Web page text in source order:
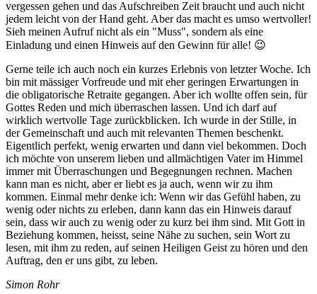
vergessen gehen und das Aufschreiben Zeit braucht und auch nicht
jedem leicht von der Hand geht. Aber das macht es umso wertvoller!
Sieh meinen Aufruf nicht als ein "Muss", sondern als eine
Einladung und einen Hinweis auf den Gewinn für alle! 😉
Gerne teile ich auch noch ein kurzes Erlebnis von letzter Woche. Ich
bin mit mässiger Vorfreude und mit eher geringen Erwartungen in
die obligatorische Retraite gegangen. Aber ich wollte offen sein, für
Gottes Reden und mich überraschen lassen. Und ich darf auf
wirklich wertvolle Tage zurückblicken. Ich wurde in der Stille, in
der Gemeinschaft und auch mit relevanten Themen beschenkt.
Eigentlich perfekt, wenig erwarten und dann viel bekommen. Doch
ich möchte von unserem lieben und allmächtigen Vater im Himmel
immer mit Überraschungen und Begegnungen rechnen. Machen
kann man es nicht, aber er liebt es ja auch, wenn wir zu ihm
kommen. Einmal mehr denke ich: Wenn wir das Gefühl haben, zu
wenig oder nichts zu erleben, dann kann das ein Hinweis darauf
sein, dass wir auch zu wenig oder zu kurz bei ihm sind. Mit Gott in
Beziehung kommen, heisst, seine Nähe zu suchen, sein Wort zu
lesen, mit ihm zu reden, auf seinen Heiligen Geist zu hören und den
Auftrag, den er uns gibt, zu leben.
Simon Rohr